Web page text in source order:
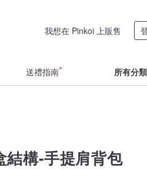
我想在 Pinkoi 上販售
送禮指南 所有分類
結構-手提肩背包